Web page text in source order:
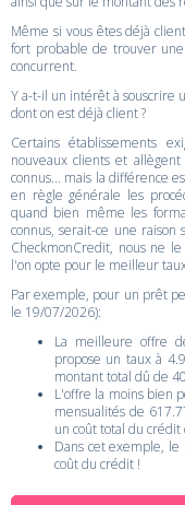
Même si vous êtes déjà
fort probable de trouver
concurrent.
Y a-t-il un intérêt à souscrire
dont on est déjà client ?
Certains établissements
nouveaux clients et
connus... mais la différence
en règle générale les
quand bien même les
connus, serait-ce une
CheckmonCredit, nous ne
l'on opte pour le meilleur
Par exemple, pour un prêt
le 19/07/2026):
La meilleure offre
propose un taux à
montant total dû de
L'offre la moins bien
mensualités de
un coût total du
Dans cet exemple,
coût du crédit !